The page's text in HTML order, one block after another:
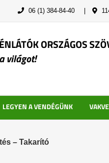
06 (1) 384-84-40
ORSZÁGOS
világot!
LEGYEN A VENDÉGÜNK
– Takarító